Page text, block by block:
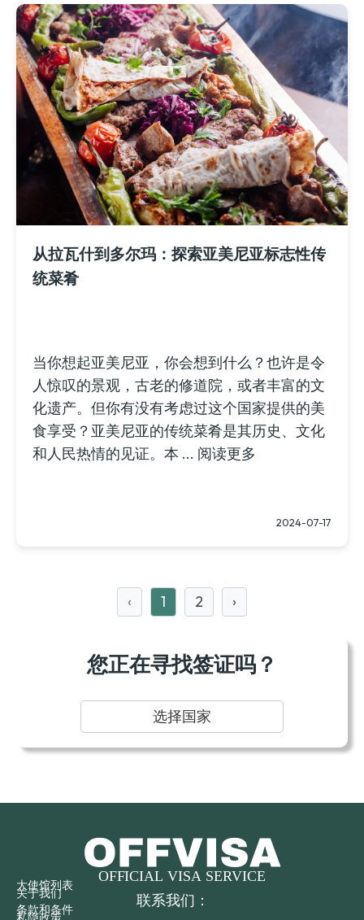
从拉瓦什到多尔玛：探索亚美尼亚标志性传
统菜肴
当你想起亚美尼亚，你会想到什么？也许是令
人惊叹的景观，古老的修道院，或者丰富的文
化遗产。但你有没有考虑过这个国家提供的美
食享受？亚美尼亚的传统菜肴是其历史、文化
和人民热情的见证。本 ... 阅读更多
2024-07-17
‹ 1 2 ›
您正在寻找签证吗？
选择国家
关于我们
大使馆列表
条款和条件
联系我们：